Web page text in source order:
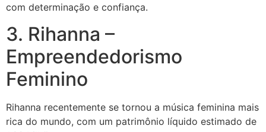
com determinação e confiança.
3. Rihanna –
Empreendedorismo
Feminino
Rihanna recentemente se tornou a música feminina mais
rica do mundo, com um patrimônio líquido estimado de